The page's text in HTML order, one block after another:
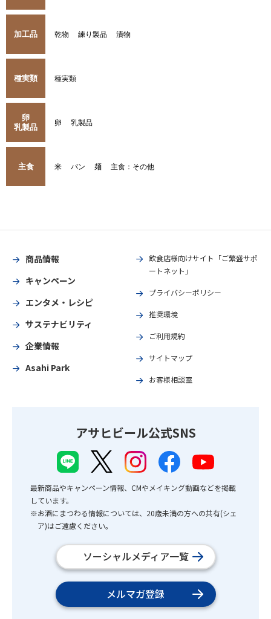
加工品 乾物 練り製品 漬物
種実類 種実類
卵
乳製品
卵 乳製品
主食 米 パン 麺 主食：その他
商品情報
キャンペーン
エンタメ・レシピ
サステナビリティ
企業情報
Asahi Park
飲食店様向けサイト「ご繁盛サポ
ートネット」
プライバシーポリシー
推奨環境
ご利用規約
サイトマップ
お客様相談室
アサヒビール公式SNS
最新商品やキャンペーン情報、CMやメイキング動画などを掲載
しています。
※お酒にまつわる情報については、20歳未満の方への共有(シェ
ア)はご遠慮ください。
ソーシャルメディア一覧
メルマガ登録